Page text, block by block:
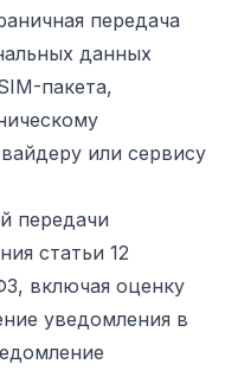
передача
данных
пакета,
или сервису
передачи
статьи 12
включая оценку
уведомления в